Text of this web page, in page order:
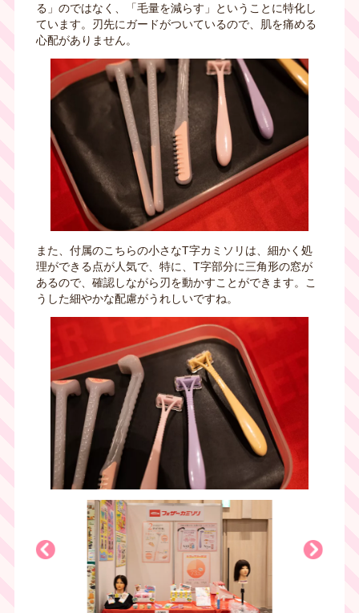
る」のではなく、「毛量を減らす」ということに特化し
ています。刃先にガードがついているので、肌を痛める
心配がありません。
また、付属のこちらの小さなT字カミソリは、細かく処
理ができる点が人気で、特に、T字部分に三角形の窓が
あるので、確認しながら刃を動かすことができます。こ
うした細やかな配慮がうれしいですね。
Previous Next